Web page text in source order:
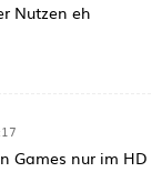
Nutzen eh
Games nur im HD